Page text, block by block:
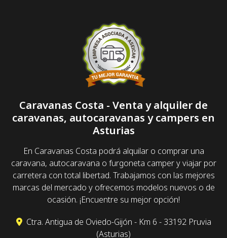
Caravanas Costa - Venta y alquiler de
caravanas, autocaravanas y campers en
Asturias
En Caravanas Costa podrá alquilar o comprar una
caravana, autocaravana o furgoneta camper y viajar por
carretera con total libertad. Trabajamos con las mejores
marcas del mercado y ofrecemos modelos nuevos o de
ocasión. ¡Encuentre su mejor opción!
Ctra. Antigua de Oviedo-Gijón - Km 6 - 33192 Pruvia
(Asturias)